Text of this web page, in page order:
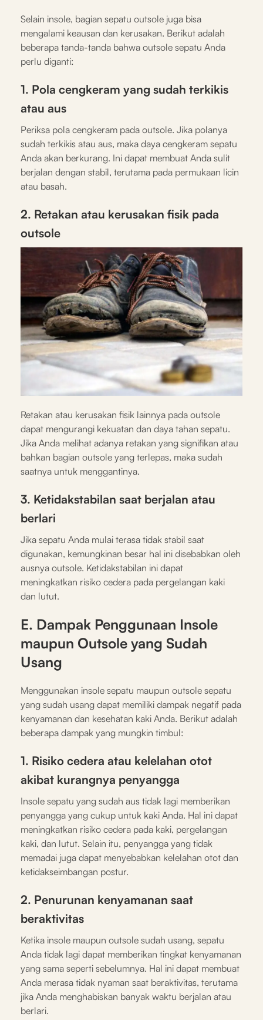
Selain insole, bagian sepatu outsole juga bisa
mengalami keausan dan kerusakan. Berikut adalah
beberapa tanda-tanda bahwa outsole sepatu Anda
perlu diganti:
1. Pola cengkeram yang sudah terkikis
atau aus
Periksa pola cengkeram pada outsole. Jika polanya
sudah terkikis atau aus, maka daya cengkeram sepatu
Anda akan berkurang. Ini dapat membuat Anda sulit
berjalan dengan stabil, terutama pada permukaan licin
atau basah.
2. Retakan atau kerusakan fisik pada
outsole
Retakan atau kerusakan fisik lainnya pada outsole
dapat mengurangi kekuatan dan daya tahan sepatu.
Jika Anda melihat adanya retakan yang signifikan atau
bahkan bagian outsole yang terlepas, maka sudah
saatnya untuk menggantinya.
3. Ketidakstabilan saat berjalan atau
berlari
Jika sepatu Anda mulai terasa tidak stabil saat
digunakan, kemungkinan besar hal ini disebabkan oleh
ausnya outsole. Ketidakstabilan ini dapat
meningkatkan risiko cedera pada pergelangan kaki
dan lutut.
E. Dampak Penggunaan Insole
maupun Outsole yang Sudah
Usang
Menggunakan insole sepatu maupun outsole sepatu
yang sudah usang dapat memiliki dampak negatif pada
kenyamanan dan kesehatan kaki Anda. Berikut adalah
beberapa dampak yang mungkin timbul:
1. Risiko cedera atau kelelahan otot
akibat kurangnya penyangga
Insole sepatu yang sudah aus tidak lagi memberikan
penyangga yang cukup untuk kaki Anda. Hal ini dapat
meningkatkan risiko cedera pada kaki, pergelangan
kaki, dan lutut. Selain itu, penyangga yang tidak
memadai juga dapat menyebabkan kelelahan otot dan
ketidakseimbangan postur.
2. Penurunan kenyamanan saat
beraktivitas
Ketika insole maupun outsole sudah usang, sepatu
Anda tidak lagi dapat memberikan tingkat kenyamanan
yang sama seperti sebelumnya. Hal ini dapat membuat
Anda merasa tidak nyaman saat beraktivitas, terutama
jika Anda menghabiskan banyak waktu berjalan atau
berlari.